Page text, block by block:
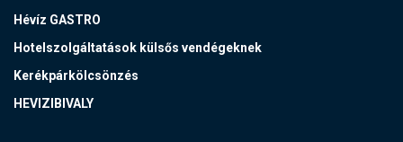
Hévíz GASTRO
Hotelszolgáltatások külsős vendégeknek
Kerékpárkölcsönzés
HEVIZIBIVALY